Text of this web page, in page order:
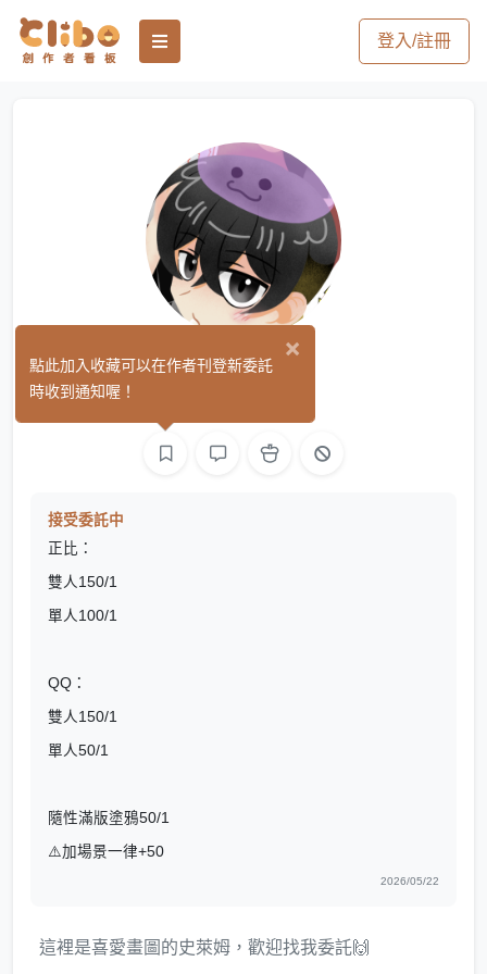
登入/註冊
はいいろ
接受委託中
正比：
雙人150/1
單人100/1
QQ：
雙人150/1
單人50/1
隨性滿版塗鴉50/1
⚠️加場景一律+50
2026/05/22
這裡是喜愛畫圖的史萊姆，歡迎找我委託🙌
×
點此加入收藏可以在作者刊登新委託
時收到通知喔！